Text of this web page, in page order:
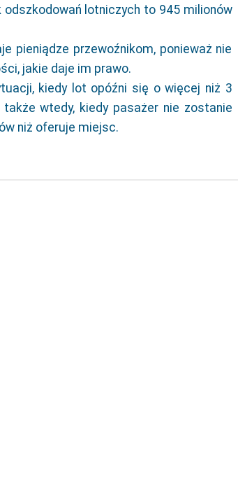
odszkodowań lotniczych to 945 milionów
pieniądze przewoźnikom, ponieważ nie
jakie daje im prawo.
kiedy lot opóźni się o więcej niż 3
wtedy, kiedy pasażer nie zostanie
niż oferuje miejsc.